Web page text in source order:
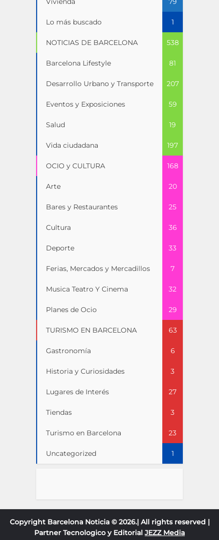
Lo más buscado 1
NOTICIAS DE BARCELONA 538
Barcelona Lifestyle 81
Desarrollo Urbano y Transporte 207
Eventos y Exposiciones 59
Salud 19
Vida ciudadana 197
OCIO y CULTURA 168
Arte 20
Bares y Restaurantes 25
Cultura 36
Deporte 33
Ferias, Mercados y Mercadillos 7
Musica Teatro Y Cinema 32
Planes de Ocio 29
TURISMO EN BARCELONA 63
Gastronomía 6
Historia y Curiosidades 3
Lugares de Interés 27
Tiendas 3
Turismo en Barcelona 23
Uncategorized 1
Copyright Barcelona Noticia © 2026.| All rights reserved |
Partner Tecnologico y Editorial JEZZ Media